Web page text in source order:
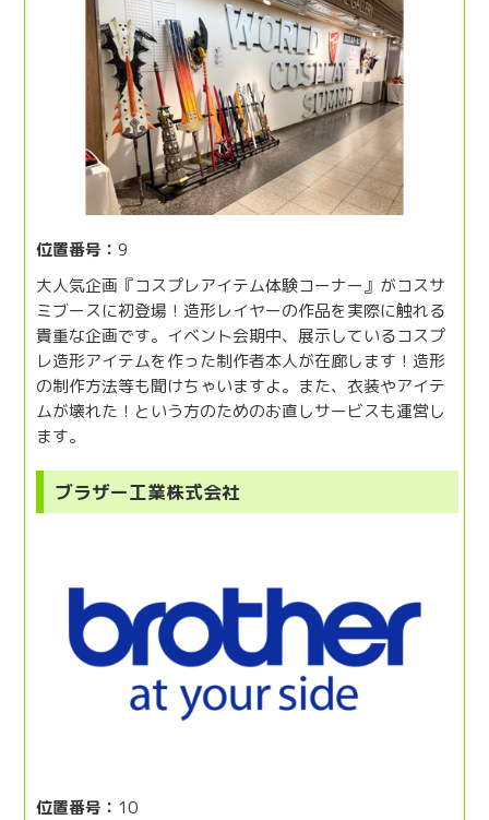
位置番号：9
大人気企画『コスプレアイテム体験コーナー』がコスサ
ミブースに初登場！造形レイヤーの作品を実際に触れる
貴重な企画です。イベント会期中、展示しているコスプ
レ造形アイテムを作った制作者本人が在廊します！造形
の制作方法等も聞けちゃいますよ。また、衣装やアイテ
ムが壊れた！という方のためのお直しサービスも運営し
ます。
ブラザー工業株式会社
位置番号： 10